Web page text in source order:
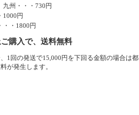
九州・・・730円
1000円
・・1800円
ご購入で、送料無料
1回の発送で15,000円を下回る金額の場合は都
が発生します。